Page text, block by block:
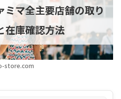
store.com
ミマ全主要店舗の取り
在庫確認方法